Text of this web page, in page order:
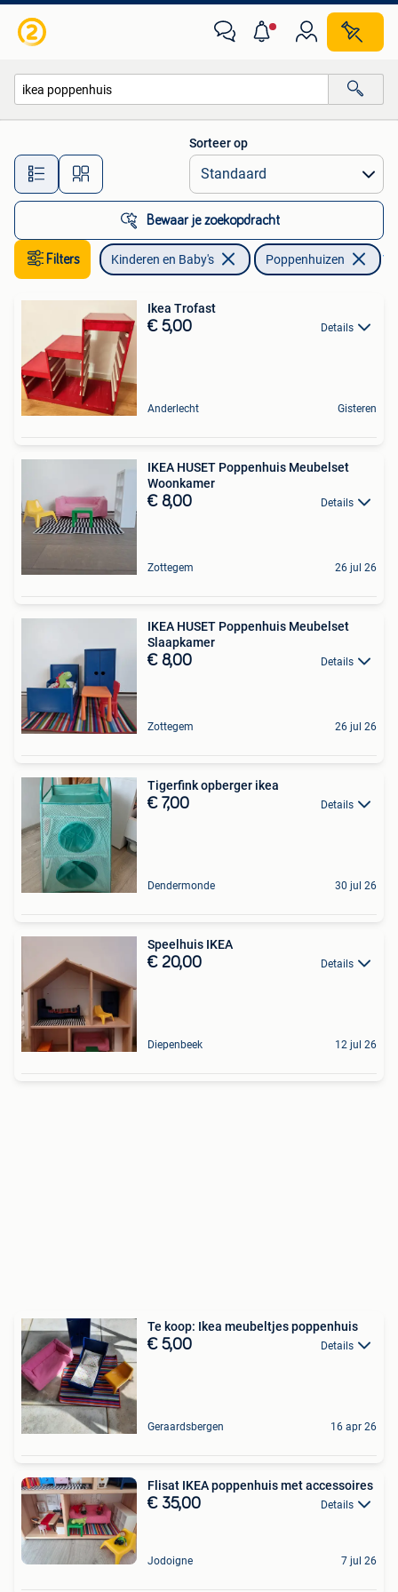
Alle afstanden…
Sorteer op
Bewaar je zoekopdracht
Filters Kinderen en Baby's Poppenhuizen
Ikea Trofast
€ 5,00 Details
Anderlecht Gisteren
IKEA HUSET Poppenhuis Meubelset
Woonkamer
€ 8,00 Details
Zottegem 26 jul 26
IKEA HUSET Poppenhuis Meubelset
Slaapkamer
€ 8,00 Details
Zottegem 26 jul 26
Tigerfink opberger ikea
€ 7,00 Details
Dendermonde 30 jul 26
Speelhuis IKEA
€ 20,00 Details
Diepenbeek 12 jul 26
Te koop: Ikea meubeltjes poppenhuis
€ 5,00 Details
Geraardsbergen 16 apr 26
Flisat IKEA poppenhuis met accessoires
€ 35,00 Details
Jodoigne 7 jul 26